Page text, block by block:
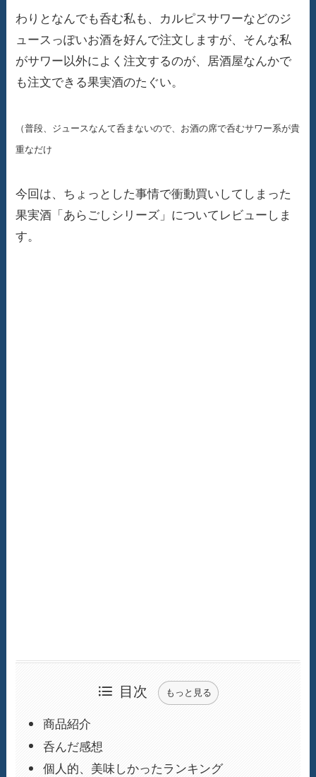
わりとなんでも呑む私も、カルピスサワーなどのジ
ュースっぽいお酒を好んで注文しますが、そんな私
がサワー以外によく注文するのが、居酒屋なんかで
も注文できる果実酒のたぐい。
（普段、ジュースなんて呑まないので、お酒の席で呑むサワー系が貴
重なだけ
今回は、ちょっとした事情で衝動買いしてしまった
果実酒「あらごしシリーズ」についてレビューしま
す。
目次 もっと見る
商品紹介
呑んだ感想
個人的、美味しかったランキング